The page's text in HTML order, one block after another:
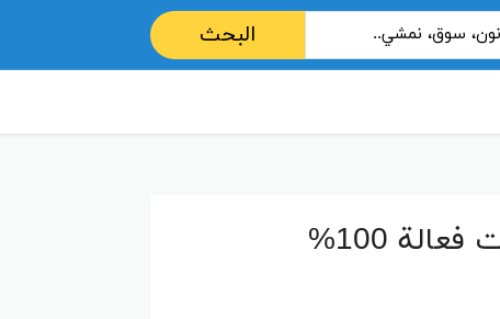
البحث
كود خصم اوبشن ون 2026 احدث كوبونات فعالة 100%